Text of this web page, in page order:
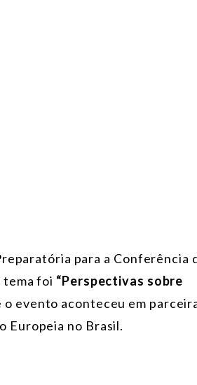
para a Conferência
tema foi “Perspectivas sobre
o evento aconteceu em
Europeia no Brasil.